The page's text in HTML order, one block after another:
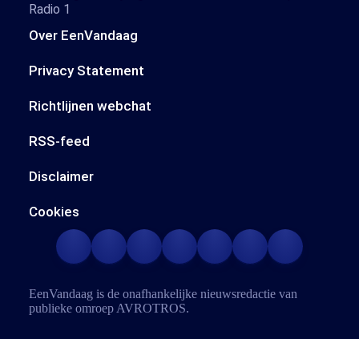
Over EenVandaag
Privacy Statement
Richtlijnen webchat
RSS-feed
Disclaimer
Cookies
Radio 1
EenVandaag is de onafhankelijke nieuwsredactie van
publieke omroep AVROTROS.